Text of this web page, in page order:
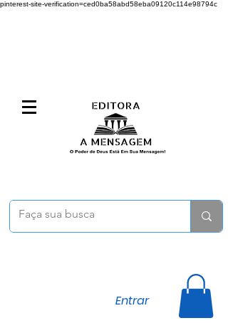
pinterest-site-verification=ced0ba58abd58eba09120c114e98794c
Entrar